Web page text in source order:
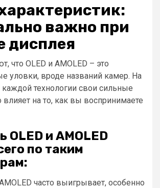
важно при
дисплея
что OLED и AMOLED – это
уловки, вроде названий камер. На
технологии свои сильные
влияет на то, как вы воспринимаете
OLED и AMOLED
по таким
часто выигрывает, особенно